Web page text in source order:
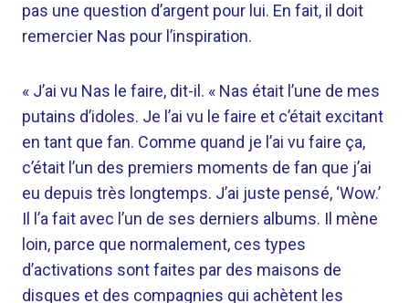
pas une question d’argent pour lui. En fait, il doit
remercier Nas pour l’inspiration.
« J’ai vu Nas le faire, dit-il. « Nas était l’une de mes
putains d’idoles. Je l’ai vu le faire et c’était excitant
en tant que fan. Comme quand je l’ai vu faire ça,
c’était l’un des premiers moments de fan que j’ai
eu depuis très longtemps. J’ai juste pensé, ‘Wow.’
Il l’a fait avec l’un de ses derniers albums. Il mène
loin, parce que normalement, ces types
d’activations sont faites par des maisons de
disques et des compagnies qui achètent les